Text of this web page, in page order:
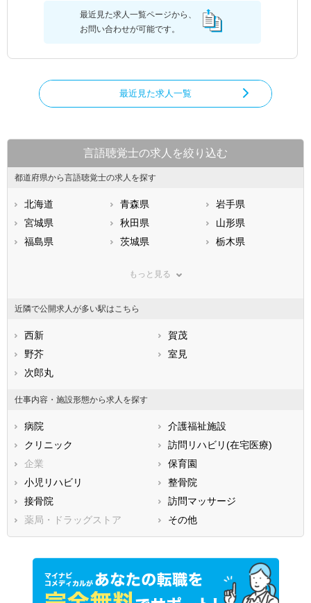
最近見た求人一覧ページから、
お問い合わせが可能です。
最近見た求人一覧
言語聴覚士の求人を絞り込む
都道府県から言語聴覚士の求人を探す
北海道 青森県
岩手県
宮城県
秋田県
山形県
福島県
茨城県
栃木県
神奈川県
石川県
福井県
静岡県
滋賀県
兵庫県
香川県
高知県
福岡県
長崎県
熊本県
鹿児島県
もっと見る
近隣で公開求人が多い駅はこちら
西新
賀茂
野芥
室見
次郎丸
仕事内容・施設形態から求人を探す
病院
介護福祉施設
クリニック
訪問リハビリ(在宅医療)
企業
保育園
小児リハビリ
整骨院
接骨院
訪問マッサージ
薬局・ドラッグストア
その他